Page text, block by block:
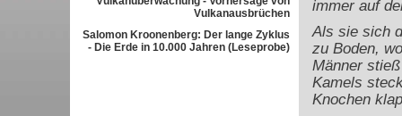
Vulkanausbrüchen
Salomon Kroonenberg: Der lange Zyklus
- Die Erde in 10.000 Jahren (Leseprobe)
immer auf
Als sie sich
zu Boden,
Männer
Kamels
Knochen